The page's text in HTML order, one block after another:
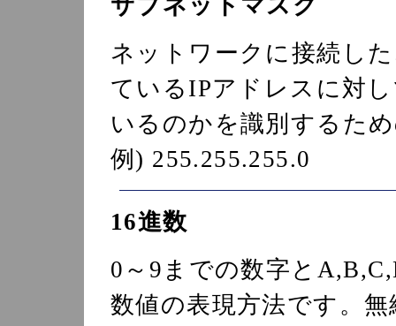
サブネットマスク
ネットワークに接続し
ているIPアドレスに対
いるのかを識別するた
例) 255.255.255.0
16進数
0～9までの数字と
数値の表現方法です。